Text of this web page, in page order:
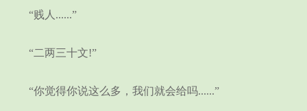
“贱人......”
“二两三十文!”
“你觉得你说这么多，我们就会给吗......”